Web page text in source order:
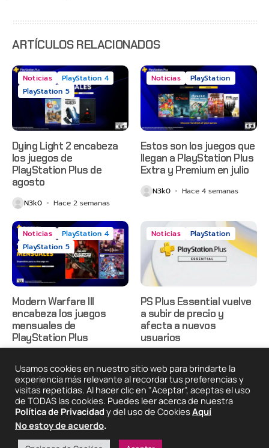
ARTÍCULOS RELACIONADOS
Noticias
PlayStation 4
PlayStation 5
Dying Light 2 encabeza
los juegos de
PlayStation Plus de
agosto
N3k0 Hace 2 semanas
Noticias PlayStation
Estos son los juegos que
llegan a PlayStation Plus
Extra y Premium en julio
N3k0 Hace 4 semanas
Noticias
PlayStation 4
PlayStation 5
Modern Warfare III
encabeza los juegos
mensuales de
PlayStation Plus
Noticias PlayStation
PS Plus Essential vuelve
a subir de precio y
afecta a nuevos
usuarios
2025 © Degeneraciónx.com | Anime, Games & Nothing
Else
Quiénes
Somos
Condiciones De
Usamos cookies en nuestro sitio web para brindarte la
experiencia más relevante al recordar tus preferencias y
visitas repetidas. Al hacer clic en "Aceptar", aceptas el uso
de TODAS las cookies. Puedes leer acerca de nuestra
Política de Privacidad y del uso de Cookies Aquí
No estoy de acuerdo.